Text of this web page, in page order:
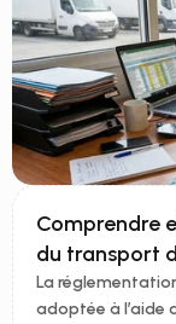
Comprendre
du transport
La
adoptée à l’aide